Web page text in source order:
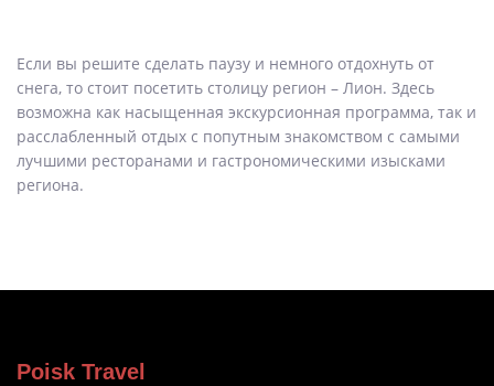
Если вы решите сделать паузу и немного отдохнуть от
снега, то стоит посетить столицу регион – Лион. Здесь
возможна как насыщенная экскурсионная программа, так и
расслабленный отдых с попутным знакомством с самыми
лучшими ресторанами и гастрономическими изысками
региона.
Poisk Travel